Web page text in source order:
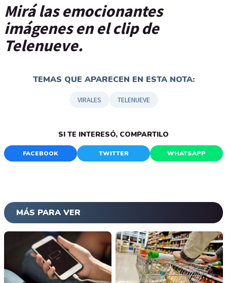
Mirá las emocionantes
imágenes en el clip de
Telenueve.
TEMAS QUE APARECEN EN ESTA NOTA:
VIRALES TELENUEVE
SI TE INTERESÓ, COMPARTILO
FACEBOOK TWITTER WHATSAPP
MÁS PARA VER